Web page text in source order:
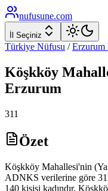
nufusune.com
İl Seçiniz
Türkiye Nüfusu / Erzurum
Köşkköy
Erzurum
311
Özet
Köşkköy Mahallesi'nin
ADNKS verilerine göre
140 kişisi kadındır.